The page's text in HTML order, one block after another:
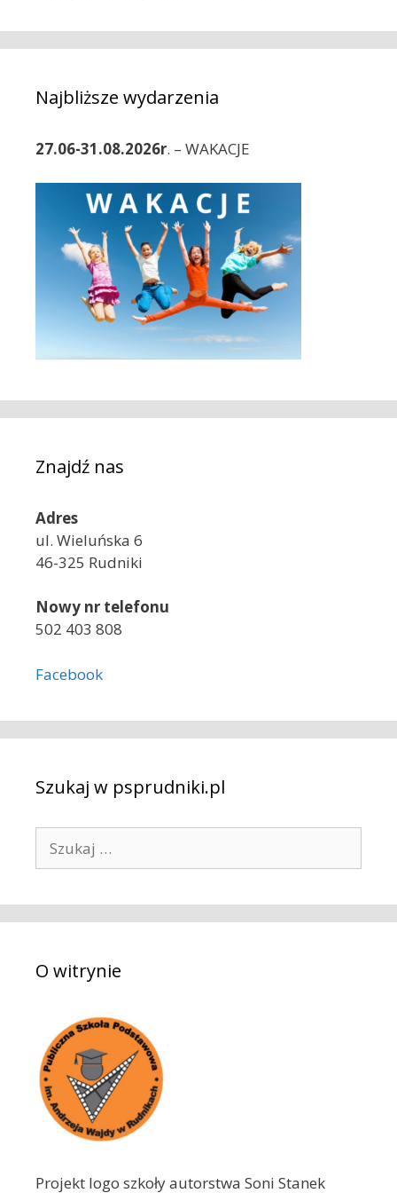
z
Najbliższe wydarzenia
27.06-31.08.2026r. – WAKACJE
Znajdź nas
Adres
ul. Wieluńska 6
46-325 Rudniki
Nowy nr telefonu
502 403 808
Facebook
Szukaj w psprudniki.pl
k
a
:O witrynie
Projekt logo szkoły autorstwa Soni Stanek